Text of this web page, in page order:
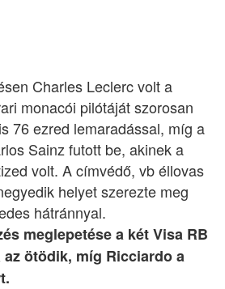
Charles Leclerc volt a
monacói pilótáját szorosan
76 ezred lemaradással, míg a
Sainz futott be, akinek a
volt. A címvédő, vb éllovas
helyet szerezte meg
hátránnyal.
meglepetése a két Visa RB
ötödik, míg Ricciardo a